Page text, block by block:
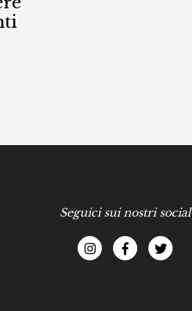
Seguici sui nostri social